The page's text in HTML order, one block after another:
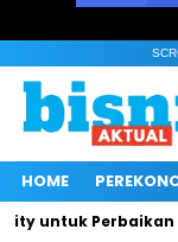
HOME
Perbaikan